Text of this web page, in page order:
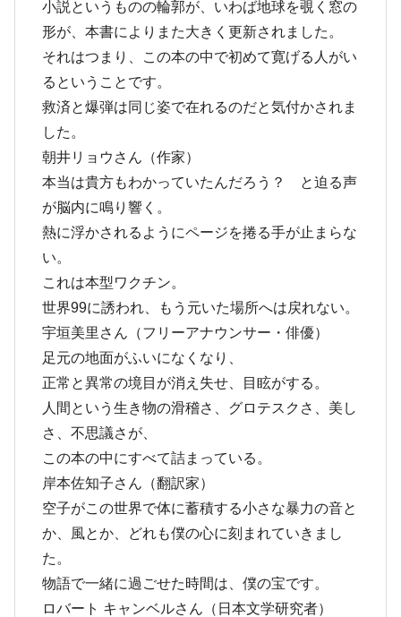
小説というものの輪郭が、いわば地球を覗く窓の
形が、本書によりまた大きく更新されました。
それはつまり、この本の中で初めて寛げる人がい
るということです。
救済と爆弾は同じ姿で在れるのだと気付かされま
した。
朝井リョウさん（作家）
本当は貴方もわかっていたんだろう？ と迫る声
が脳内に鳴り響く。
熱に浮かされるようにページを捲る手が止まらな
い。
これは本型ワクチン。
世界99に誘われ、もう元いた場所へは戻れない。
宇垣美里さん（フリーアナウンサー・俳優）
足元の地面がふいになくなり、
正常と異常の境目が消え失せ、目眩がする。
人間という生き物の滑稽さ、グロテスクさ、美し
さ、不思議さが、
この本の中にすべて詰まっている。
岸本佐知子さん（翻訳家）
空子がこの世界で体に蓄積する小さな暴力の音と
か、風とか、どれも僕の心に刻まれていきまし
た。
物語で一緒に過ごせた時間は、僕の宝です。
ロバート キャンベルさん（日本文学研究者）